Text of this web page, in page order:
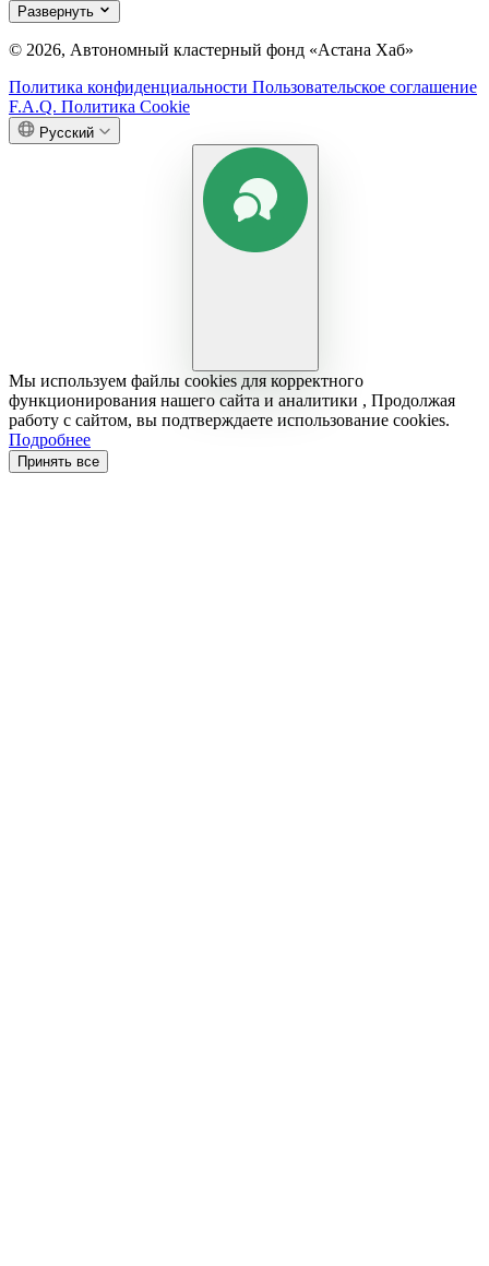
Развернуть
© 2026, Автономный кластерный фонд «Астана Хаб»
Политика конфиденциальности Пользовательское соглашение
F.A.Q. Политика Cookie
Русский
Мы используем файлы cookies для корректного
функционирования нашего сайта и аналитики , Продолжая
работу с сайтом, вы подтверждаете использование cookies.
Подробнее
Принять все